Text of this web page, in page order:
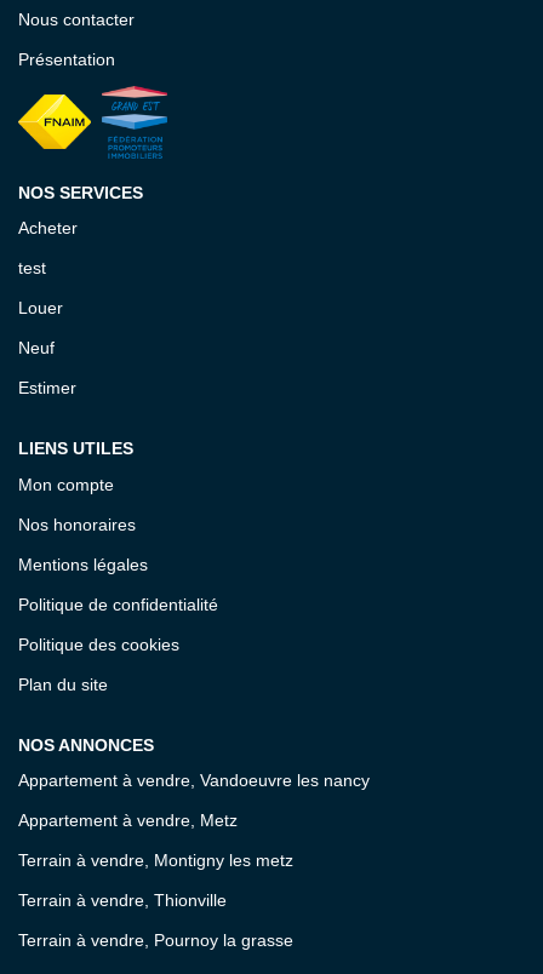
Nous contacter
Présentation
NOS SERVICES
Acheter
test
Louer
Neuf
Estimer
LIENS UTILES
Mon compte
Nos honoraires
Mentions légales
Politique de confidentialité
Politique des cookies
Plan du site
NOS ANNONCES
Appartement à vendre, Vandoeuvre les nancy
Appartement à vendre, Metz
Terrain à vendre, Montigny les metz
Terrain à vendre, Thionville
Terrain à vendre, Pournoy la grasse